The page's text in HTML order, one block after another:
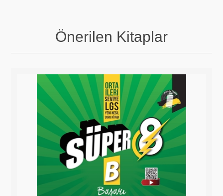
Önerilen Kitaplar